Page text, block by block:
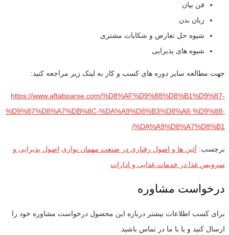
فن بیان
زبان بدن
شیوه حل تعارض و شکایات مشتری
شیوه های پذیرایی
جهت مطالعه سایر دوره های کسب و کار به لینک زیر مراجعه کنید:
https://www.aftabparse.com/%D8%AF%D9%88%D8%B1%D9%87-
%D9%87%D8%A7%DB%8C-%DA%A9%D8%B3%D8%A8-%D9%88-
%DA%A9%D8%A7%D8%B1/
برچسب: آئین ها و اصول رفتاری در صنعت مهمان نوازی اصول پذیرایی و
سرویس غذا در خدمات غذایی و ادارات
درخواست مشاوره
برای کسب اطلاعات بیشتر درباره این محصول درخواست مشاوره خود را
ارسال کنید و یا با ما در تماس باشید.